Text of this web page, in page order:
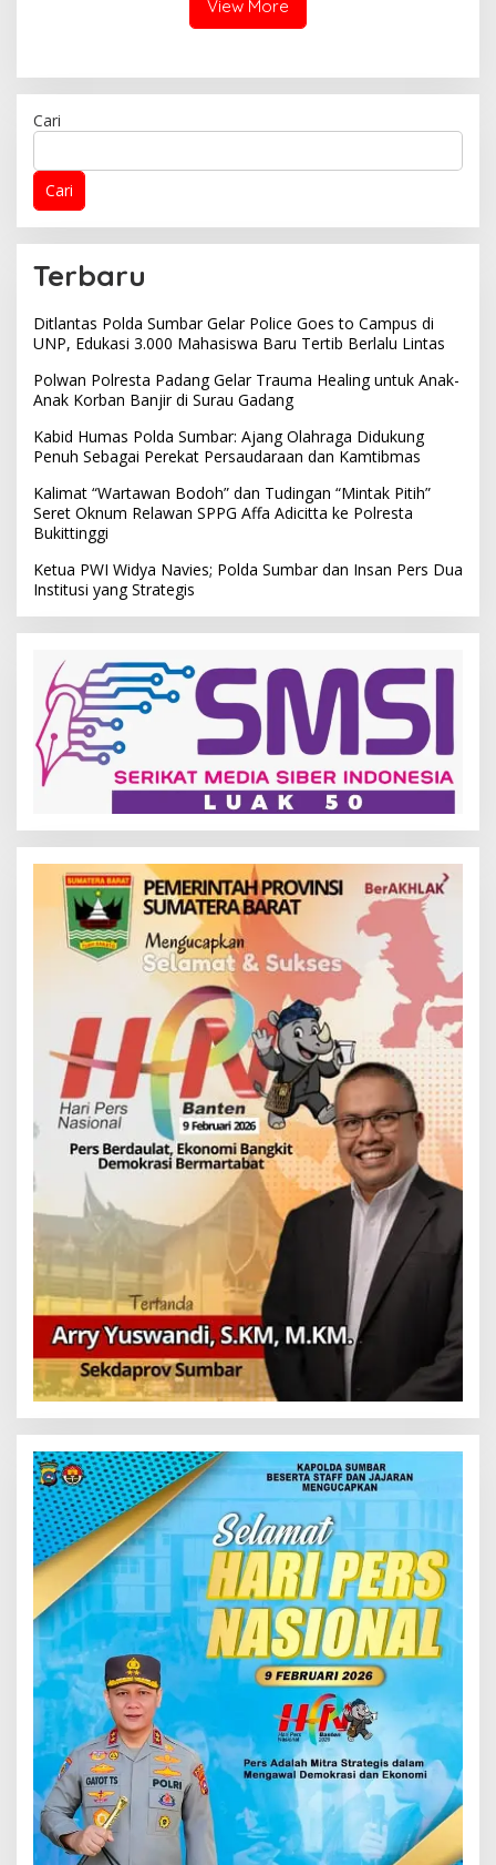
View More
Cari
Cari
Terbaru
Ditlantas Polda Sumbar Gelar Police Goes to Campus di
UNP, Edukasi 3.000 Mahasiswa Baru Tertib Berlalu Lintas
Polwan Polresta Padang Gelar Trauma Healing untuk Anak-
Anak Korban Banjir di Surau Gadang
Kabid Humas Polda Sumbar: Ajang Olahraga Didukung
Penuh Sebagai Perekat Persaudaraan dan Kamtibmas
Kalimat “Wartawan Bodoh” dan Tudingan “Mintak Pitih”
Seret Oknum Relawan SPPG Affa Adicitta ke Polresta
Bukittinggi
Ketua PWI Widya Navies; Polda Sumbar dan Insan Pers Dua
Institusi yang Strategis